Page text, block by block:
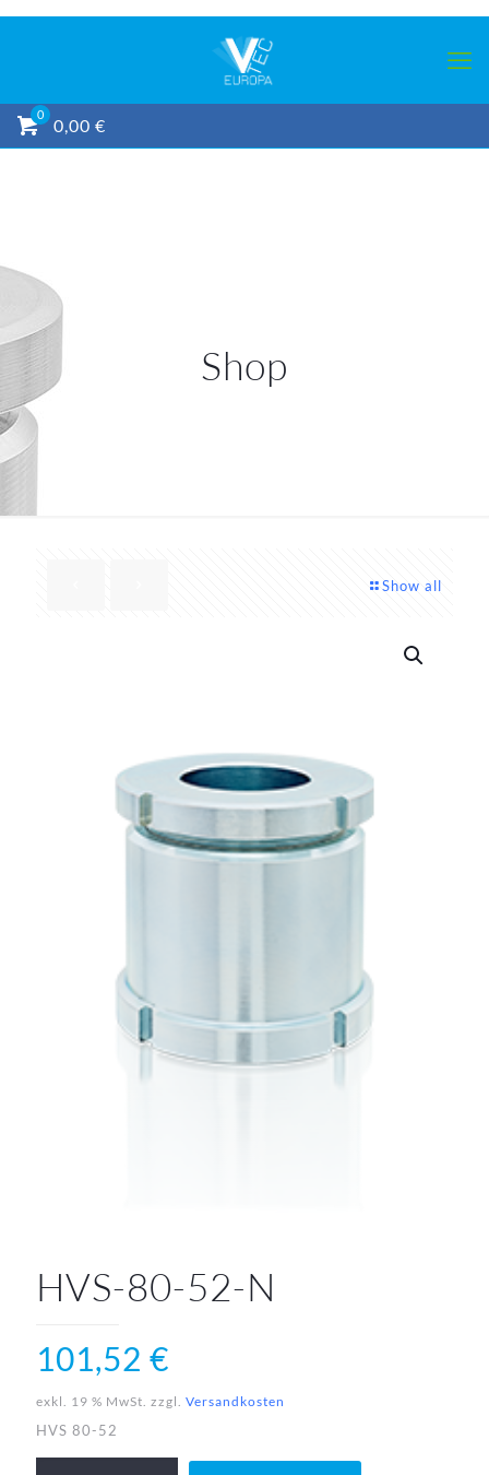
0
0,00 €
Shop
Show all
HVS-80-52-N
101,52 €
exkl. 19 % MwSt. zzgl. Versandkosten
HVS 80-52